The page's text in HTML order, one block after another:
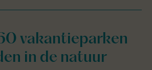
vakantieparken
in de natuur